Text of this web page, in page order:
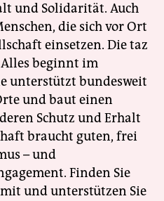
und Solidarität. Auch
die sich vor Ort
einsetzen. Die taz
beginnt im
unterstützt bundesweit
und baut einen
Schutz und Erhalt
braucht guten, frei
– und
Finden Sie
und unterstützen Sie